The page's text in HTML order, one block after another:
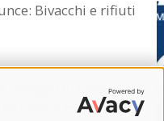
Bivacchi e rifiuti
contro la giunta.